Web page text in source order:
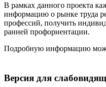
В рамках данного проекта
информацию о рынке труда
профессий, получить
ранней профориентации.
Подробную информацию
Версия для